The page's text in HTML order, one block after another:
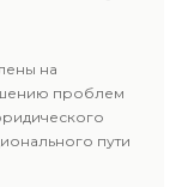
на
проблем
пути